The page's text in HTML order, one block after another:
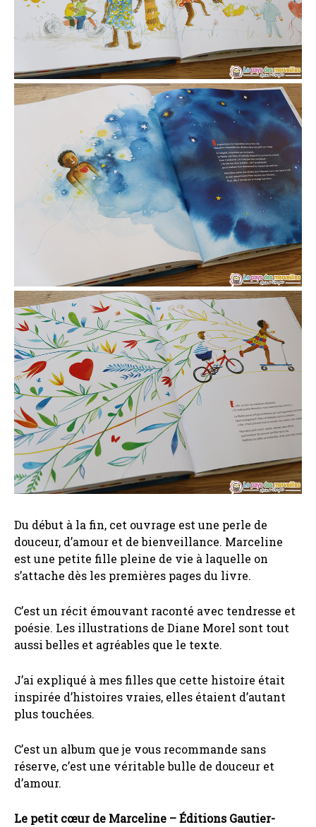
Du début à la fin, cet ouvrage est une perle de
douceur, d’amour et de bienveillance. Marceline
est une petite fille pleine de vie à laquelle on
s’attache dès les premières pages du livre.
C’est un récit émouvant raconté avec tendresse et
poésie. Les illustrations de Diane Morel sont tout
aussi belles et agréables que le texte.
J’ai expliqué à mes filles que cette histoire était
inspirée d’histoires vraies, elles étaient d’autant
plus touchées.
C’est un album que je vous recommande sans
réserve, c’est une véritable bulle de douceur et
d’amour.
Le petit cœur de Marceline – Éditions Gautier-